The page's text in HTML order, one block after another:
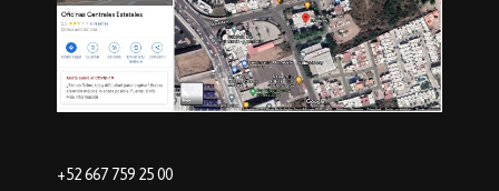
+52 667 759 25 00